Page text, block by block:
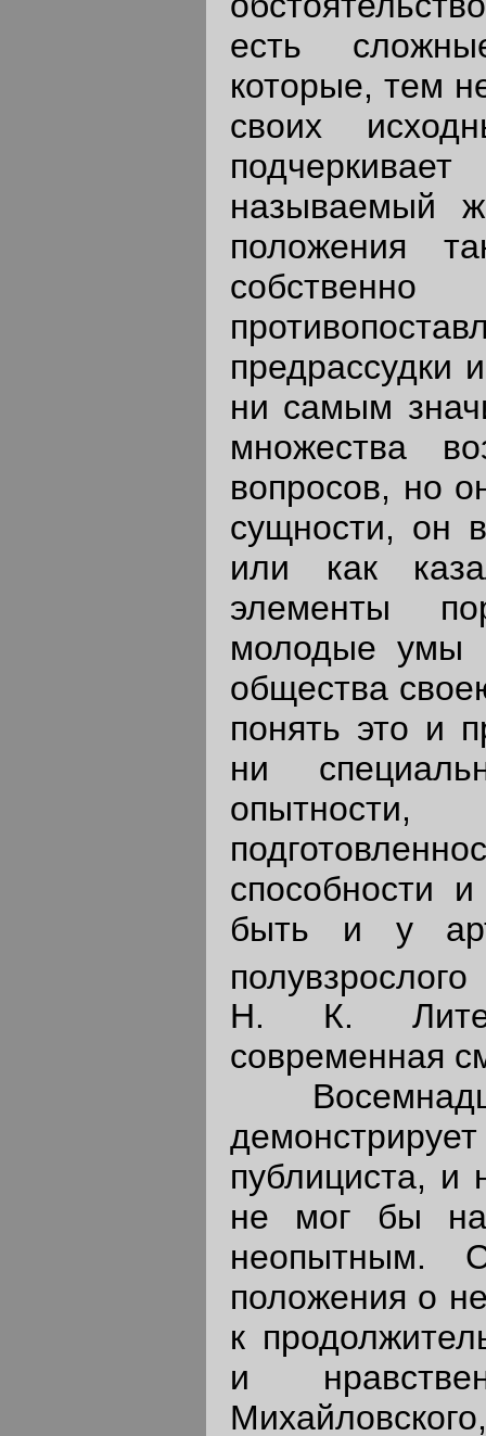
есть
которые, тем
своих
называемый
положения
предрассудки
ни самым
множества
вопросов, но
сущности, он
или как
элементы
молодые умы
общества
понять это и
ни
способности
быть и у
Н. К.
современная
публициста, и
не мог бы
неопытным.
положения о
к
и